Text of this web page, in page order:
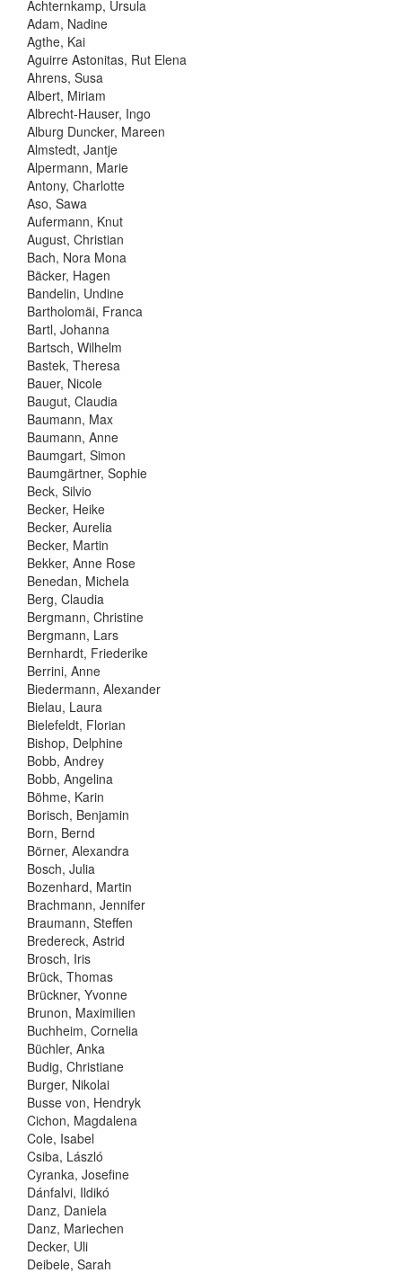
Achternkamp, Ursula
Adam, Nadine
Agthe, Kai
Aguirre Astonitas, Rut Elena
Ahrens, Susa
Albert, Miriam
Albrecht-Hauser, Ingo
Alburg Duncker, Mareen
Almstedt, Jantje
Alpermann, Marie
Antony, Charlotte
Aso, Sawa
Aufermann, Knut
August, Christian
Bach, Nora Mona
Bäcker, Hagen
Bandelin, Undine
Bartholomäi, Franca
Bartl, Johanna
Bartsch, Wilhelm
Bastek, Theresa
Bauer, Nicole
Baugut, Claudia
Baumann, Max
Baumann, Anne
Baumgart, Simon
Baumgärtner, Sophie
Beck, Silvio
Becker, Heike
Becker, Aurelia
Becker, Martin
Bekker, Anne Rose
Benedan, Michela
Berg, Claudia
Bergmann, Christine
Bergmann, Lars
Bernhardt, Friederike
Berrini, Anne
Biedermann, Alexander
Bielau, Laura
Bielefeldt, Florian
Bishop, Delphine
Bobb, Andrey
Bobb, Angelina
Böhme, Karin
Borisch, Benjamin
Born, Bernd
Börner, Alexandra
Bosch, Julia
Bozenhard, Martin
Brachmann, Jennifer
Braumann, Steffen
Bredereck, Astrid
Brosch, Iris
Brück, Thomas
Brückner, Yvonne
Brunon, Maximilien
Buchheim, Cornelia
Büchler, Anka
Budig, Christiane
Burger, Nikolai
Busse von, Hendryk
Cichon, Magdalena
Cole, Isabel
Csiba, László
Cyranka, Josefine
Dánfalvi, Ildikó
Danz, Daniela
Danz, Mariechen
Decker, Uli
Deibele, Sarah